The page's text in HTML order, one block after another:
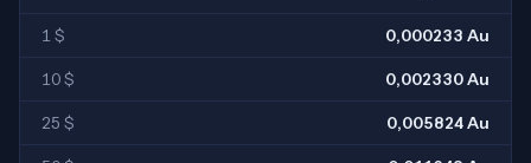
1 $ 0,000233 Au
10 $ 0,002330 Au
25 $ 0,005824 Au